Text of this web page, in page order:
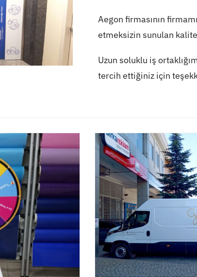
Aegon firmasının
etmeksizin sunulan
Uzun soluklu iş
tercih ettiğiniz için